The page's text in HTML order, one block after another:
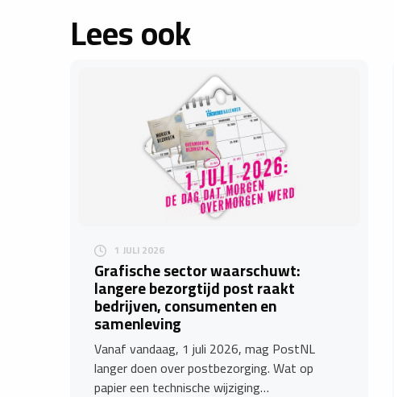
Lees ook
1 JULI 2026
Grafische sector waarschuwt:
langere bezorgtijd post raakt
bedrijven, consumenten en
samenleving
Vanaf vandaag, 1 juli 2026, mag PostNL
langer doen over postbezorging. Wat op
papier een technische wijziging…